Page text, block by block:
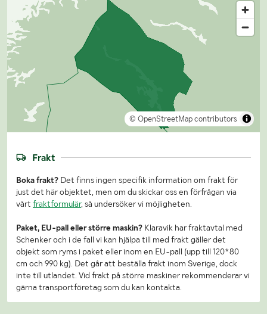
© OpenStreetMap contributors
Frakt
Boka frakt? Det finns ingen specifik information om frakt för
just det här objektet, men om du skickar oss en förfrågan via
vårt fraktformulär, så undersöker vi möjligheten.
Paket, EU-pall eller större maskin? Klaravik har fraktavtal med
Schenker och i de fall vi kan hjälpa till med frakt gäller det
objekt som ryms i paket eller inom en EU-pall (upp till 120*80
cm och 990 kg). Det går att beställa frakt inom Sverige, dock
inte till utlandet. Vid frakt på större maskiner rekommenderar vi
gärna transportföretag som du kan kontakta.